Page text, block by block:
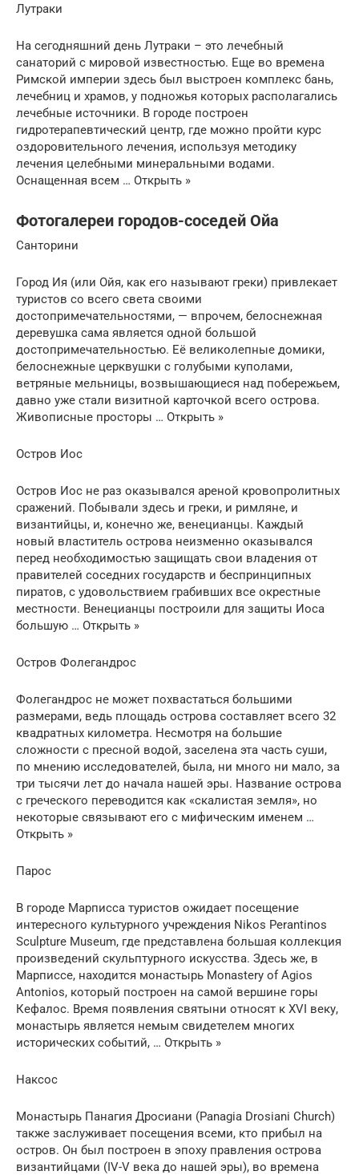
Лутраки
На сегодняшний день Лутраки – это лечебный
санаторий с мировой известностью. Еще во времена
Римской империи здесь был выстроен комплекс бань,
лечебниц и храмов, у подножья которых располагались
лечебные источники. В городе построен
гидротерапевтический центр, где можно пройти курс
оздоровительного лечения, используя методику
лечения целебными минеральными водами.
Оснащенная всем … Открыть »
Фотогалереи городов-соседей Ойа
Санторини
Город Ия (или Ойя, как его называют греки) привлекает
туристов со всего света своими
достопримечательностями, — впрочем, белоснежная
деревушка сама является одной большой
достопримечательностью. Её великолепные домики,
белоснежные церквушки с голубыми куполами,
ветряные мельницы, возвышающиеся над побережьем,
давно уже стали визитной карточкой всего острова.
Живописные просторы … Открыть »
Остров Иос
Остров Иос не раз оказывался ареной кровопролитных
сражений. Побывали здесь и греки, и римляне, и
византийцы, и, конечно же, венецианцы. Каждый
новый властитель острова неизменно оказывался
перед необходимостью защищать свои владения от
правителей соседних государств и беспринципных
пиратов, с удовольствием грабивших все окрестные
местности. Венецианцы построили для защиты Иоса
большую … Открыть »
Остров Фолегандрос
Фолегандрос не может похвастаться большими
размерами, ведь площадь острова составляет всего 32
квадратных километра. Несмотря на большие
сложности с пресной водой, заселена эта часть суши,
по мнению исследователей, была, ни много ни мало, за
три тысячи лет до начала нашей эры. Название острова
с греческого переводится как «скалистая земля», но
некоторые связывают его с мифическим именем …
Открыть »
Парос
В городе Марписса туристов ожидает посещение
интересного культурного учреждения Nikos Perantinos
Sculpture Museum, где представлена большая коллекция
произведений скульптурного искусства. Здесь же, в
Марписсе, находится монастырь Monastery of Agios
Antonios, который построен на самой вершине горы
Кефалос. Время появления святыни относят к XVI веку,
монастырь является немым свидетелем многих
исторических событий, … Открыть »
Наксос
Монастырь Панагия Дросиани (Panagia Drosiani Church)
также заслуживает посещения всеми, кто прибыл на
остров. Он был построен в эпоху правления острова
византийцами (IV-V века до нашей эры), во времена